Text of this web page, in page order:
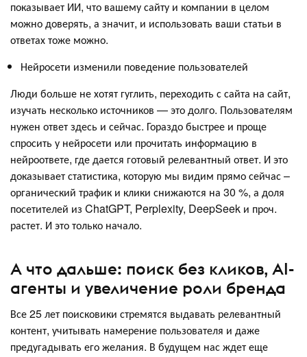
показывает ИИ, что вашему сайту и компании в целом
можно доверять, а значит, и использовать ваши статьи в
ответах тоже можно.
Нейросети изменили поведение пользователей
Люди больше не хотят гуглить, переходить с сайта на сайт,
изучать несколько источников — это долго. Пользователям
нужен ответ здесь и сейчас. Гораздо быстрее и проще
спросить у нейросети или прочитать информацию в
нейроответе, где дается готовый релевантный ответ. И это
доказывает статистика, которую мы видим прямо сейчас –
органический трафик и клики снижаются на 30 %, а доля
посетителей из ChatGPT, Perplexity, DeepSeek и проч.
растет. И это только начало.
А что дальше: поиск без кликов, AI-
агенты и увеличение роли бренда
Все 25 лет поисковики стремятся выдавать релевантный
контент, учитывать намерение пользователя и даже
предугадывать его желания. В будущем нас ждет еще